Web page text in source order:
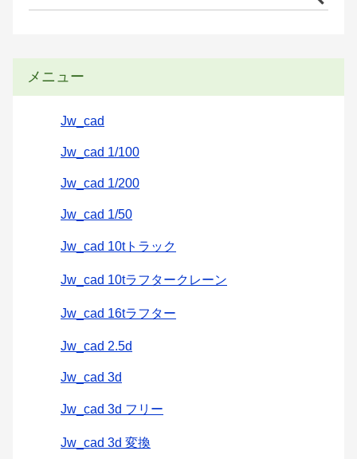
メニュー
Jw_cad
Jw_cad 1/100
Jw_cad 1/200
Jw_cad 1/50
Jw_cad 10tトラック
Jw_cad 10tラフタークレーン
Jw_cad 16tラフター
Jw_cad 2.5d
Jw_cad 3d
Jw_cad 3d フリー
Jw_cad 3d 変換